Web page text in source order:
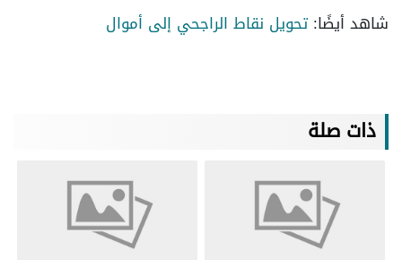
شاهد أيضًا:تحويل نقاط الراجحي إلى أموال
ذات صلة